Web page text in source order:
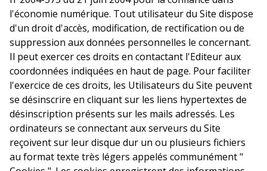
l'économie numérique. Tout utilisateur du Site dispose
d'un droit d'accès, modification, de rectification ou de
suppression aux données personnelles le concernant.
Il peut exercer ces droits en contactant l'Editeur aux
coordonnées indiquées en haut de page. Pour faciliter
l'exercice de ces droits, les Utilisateurs du Site peuvent
se désinscrire en cliquant sur les liens hypertextes de
désinscription présents sur les mails adressés. Les
ordinateurs se connectant aux serveurs du Site
reçoivent sur leur disque dur un ou plusieurs fichiers
au format texte très légers appelés communément "